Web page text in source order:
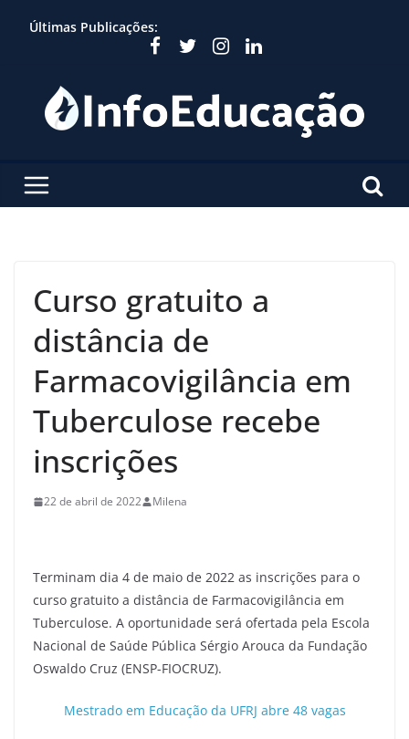
Últimas Publicações:
Curso gratuito a
distância de
Farmacovigilância em
Tuberculose recebe
inscrições
22 de abril de 2022 Milena
Terminam dia 4 de maio de 2022 as inscrições para o
curso gratuito a distância de Farmacovigilância em
Tuberculose. A oportunidade será ofertada pela Escola
Nacional de Saúde Pública Sérgio Arouca da Fundação
Oswaldo Cruz (ENSP-FIOCRUZ).
Mestrado em Educação da UFRJ abre 48 vagas